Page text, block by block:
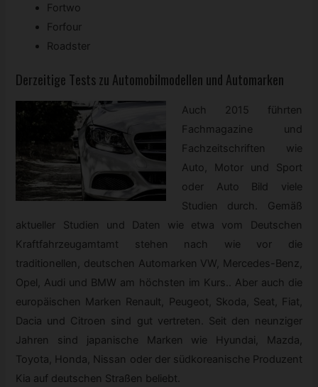
Fortwo
Forfour
Roadster
Derzeitige Tests zu Automobilmodellen und Automarken
Auch 2015 führten
Fachmagazine und
Fachzeitschriften wie
Auto, Motor und Sport
oder Auto Bild viele
Studien durch. Gemäß
aktueller Studien und Daten wie etwa vom Deutschen
Kraftfahrzeugamtamt stehen nach wie vor die
traditionellen, deutschen Automarken VW, Mercedes-Benz,
Opel, Audi und BMW am höchsten im Kurs.. Aber auch die
europäischen Marken Renault, Peugeot, Skoda, Seat, Fiat,
Dacia und Citroen sind gut vertreten. Seit den neunziger
Jahren sind japanische Marken wie Hyundai, Mazda,
Toyota, Honda, Nissan oder der südkoreanische Produzent
Kia auf deutschen Straßen beliebt.